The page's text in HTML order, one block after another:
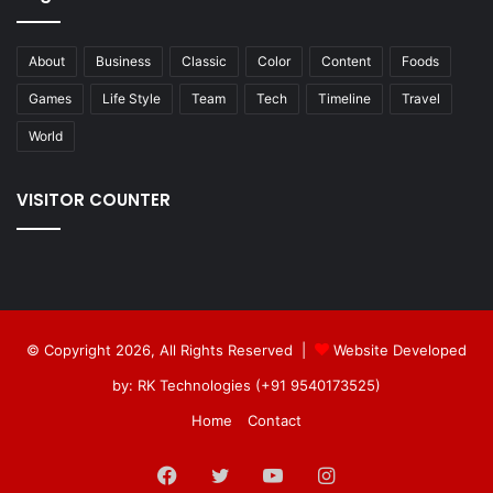
About Business Classic Color Content Foods
Games Life Style Team Tech Timeline Travel
World
VISITOR COUNTER
© Copyright 2026, All Rights Reserved |
Website Developed
by: RK Technologies (+91 9540173525)
Home
Contact
Facebook
TwitterYouTubeInstagram